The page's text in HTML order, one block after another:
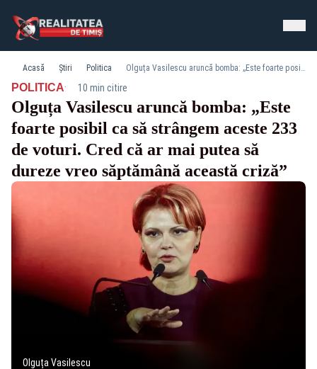
Acasă Știri Politica Olguța Vasilescu aruncă bomba: „Este foarte posibil ca să strângem aceste 233 de voturi. Cred că ar mai putea să dureze vreo săptămână această criză”
POLITICA· 10 min citire
Olguța Vasilescu aruncă bomba: „Este
foarte posibil ca să strângem aceste 233
de voturi. Cred că ar mai putea să
dureze vreo săptămână această criză”
Olguța Vasilescu